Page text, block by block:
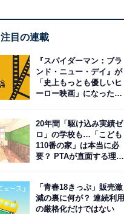
注目の連載
『スパイダーマン：ブラ
ンド・ニュー・デイ』が
「史上もっとも優しいヒ
ーロー映画」になった理
20年間「駆け込み実績ゼ
ロ」の学校も…「こども
110番の家」は本当に必
要？ PTAが直面する理想
「青春18きっぷ」販売激
減の裏に何が？ 連続利用
の厳格化だけではない